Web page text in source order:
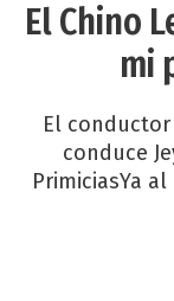
El Chino
mi
El
conduce
PrimiciasYa